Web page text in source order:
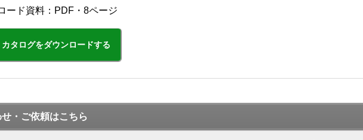
ード資料：PDF・8ページ
カタログをダウンロードする
・ご依頼はこちら